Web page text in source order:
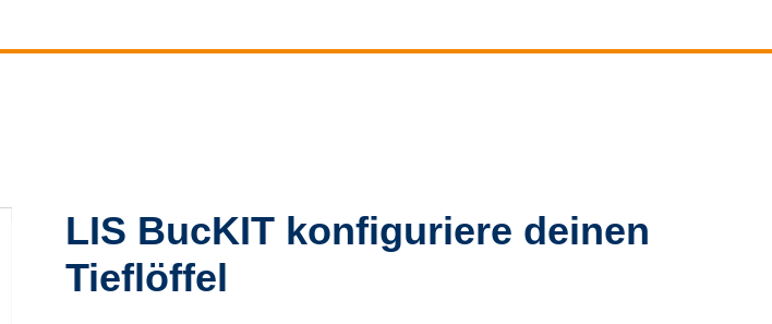
LIS BucKIT konfiguriere deinen
Tieflöffel